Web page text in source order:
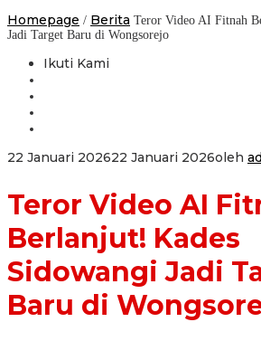
Homepage / Berita Teror Video AI Fitnah
Jadi Target Baru di Wongsorejo
Ikuti Kami
22 Januari 202622 Januari 2026oleh
Teror Video AI
Berlanjut! Kades
Sidowangi Jadi
Baru di